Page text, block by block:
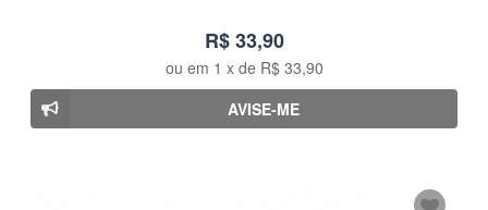
R$ 33,90
ou em 1 x de R$ 33,90
AVISE-ME